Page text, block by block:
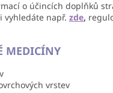
o účincích doplňků
vyhledáte např. zde,
MEDICÍNY
vrstev